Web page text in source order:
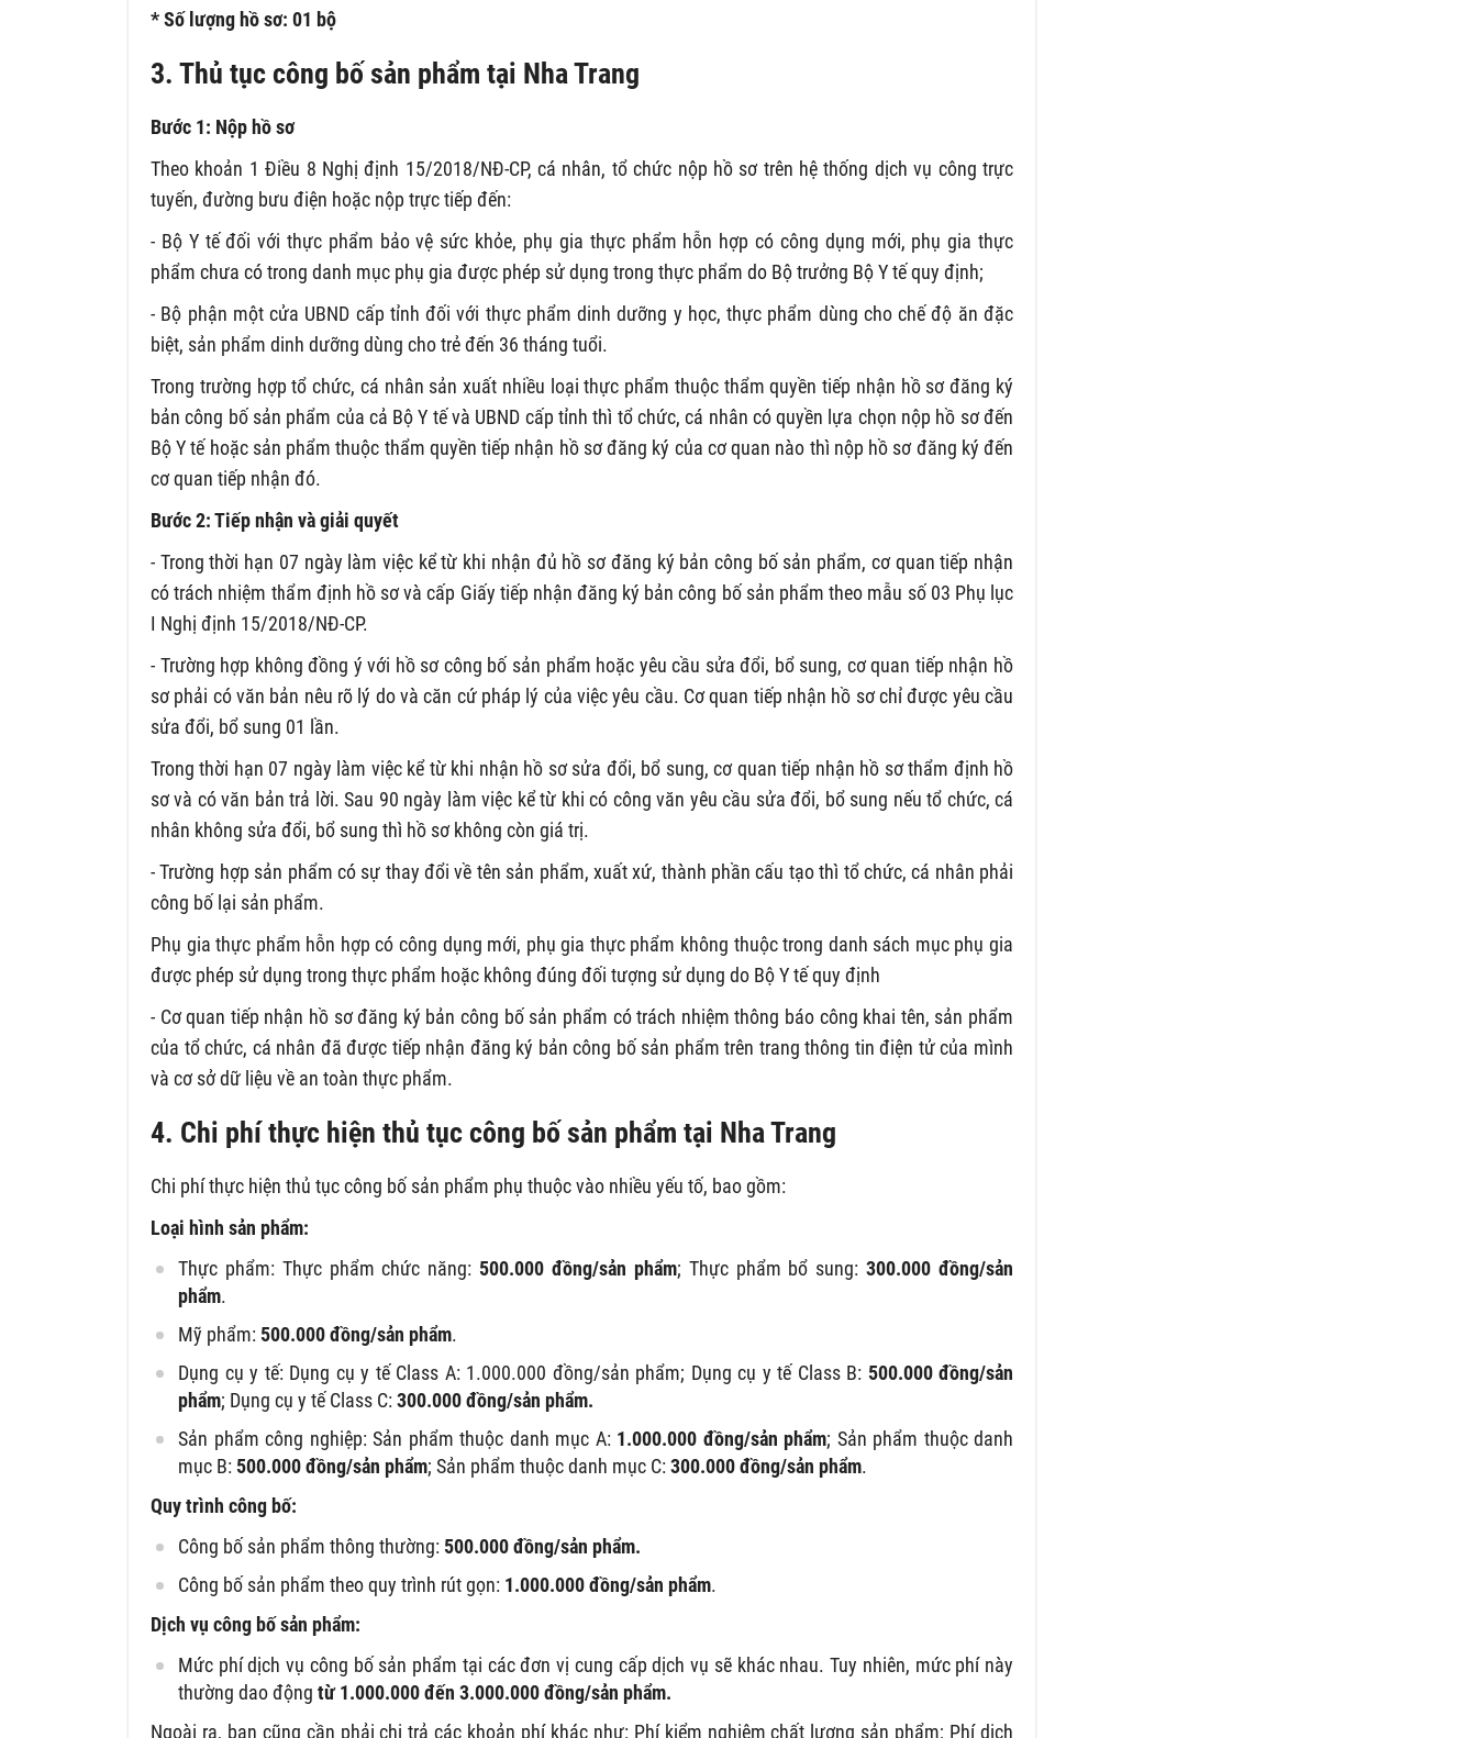
* Số lượng hồ sơ: 01 bộ
3. Thủ tục công bố sản phẩm tại Nha Trang
Bước 1: Nộp hồ sơ
Theo khoản 1 Điều 8 Nghị định 15/2018/NĐ-CP, cá nhân, tổ chức nộp hồ sơ trên hệ thống dịch vụ công trực
tuyến, đường bưu điện hoặc nộp trực tiếp đến:
- Bộ Y tế đối với thực phẩm bảo vệ sức khỏe, phụ gia thực phẩm hỗn hợp có công dụng mới, phụ gia thực
phẩm chưa có trong danh mục phụ gia được phép sử dụng trong thực phẩm do Bộ trưởng Bộ Y tế quy định;
- Bộ phận một cửa UBND cấp tỉnh đối với thực phẩm dinh dưỡng y học, thực phẩm dùng cho chế độ ăn đặc
biệt, sản phẩm dinh dưỡng dùng cho trẻ đến 36 tháng tuổi.
Trong trường hợp tổ chức, cá nhân sản xuất nhiều loại thực phẩm thuộc thẩm quyền tiếp nhận hồ sơ đăng ký
bản công bố sản phẩm của cả Bộ Y tế và UBND cấp tỉnh thì tổ chức, cá nhân có quyền lựa chọn nộp hồ sơ đến
Bộ Y tế hoặc sản phẩm thuộc thẩm quyền tiếp nhận hồ sơ đăng ký của cơ quan nào thì nộp hồ sơ đăng ký đến
cơ quan tiếp nhận đó.
Bước 2: Tiếp nhận và giải quyết
- Trong thời hạn 07 ngày làm việc kể từ khi nhận đủ hồ sơ đăng ký bản công bố sản phẩm, cơ quan tiếp nhận
có trách nhiệm thẩm định hồ sơ và cấp Giấy tiếp nhận đăng ký bản công bố sản phẩm theo mẫu số 03 Phụ lục
I Nghị định 15/2018/NĐ-CP.
- Trường hợp không đồng ý với hồ sơ công bố sản phẩm hoặc yêu cầu sửa đổi, bổ sung, cơ quan tiếp nhận hồ
sơ phải có văn bản nêu rõ lý do và căn cứ pháp lý của việc yêu cầu. Cơ quan tiếp nhận hồ sơ chỉ được yêu cầu
sửa đổi, bổ sung 01 lần.
Trong thời hạn 07 ngày làm việc kể từ khi nhận hồ sơ sửa đổi, bổ sung, cơ quan tiếp nhận hồ sơ thẩm định hồ
sơ và có văn bản trả lời. Sau 90 ngày làm việc kể từ khi có công văn yêu cầu sửa đổi, bổ sung nếu tổ chức, cá
nhân không sửa đổi, bổ sung thì hồ sơ không còn giá trị.
- Trường hợp sản phẩm có sự thay đổi về tên sản phẩm, xuất xứ, thành phần cấu tạo thì tổ chức, cá nhân phải
công bố lại sản phẩm.
Phụ gia thực phẩm hỗn hợp có công dụng mới, phụ gia thực phẩm không thuộc trong danh sách mục phụ gia
được phép sử dụng trong thực phẩm hoặc không đúng đối tượng sử dụng do Bộ Y tế quy định
- Cơ quan tiếp nhận hồ sơ đăng ký bản công bố sản phẩm có trách nhiệm thông báo công khai tên, sản phẩm
của tổ chức, cá nhân đã được tiếp nhận đăng ký bản công bố sản phẩm trên trang thông tin điện tử của mình
và cơ sở dữ liệu về an toàn thực phẩm.
4. Chi phí thực hiện thủ tục công bố sản phẩm tại Nha Trang
Chi phí thực hiện thủ tục công bố sản phẩm phụ thuộc vào nhiều yếu tố, bao gồm:
Loại hình sản phẩm:
Thực phẩm: Thực phẩm chức năng: 500.000 đồng/sản phẩm; Thực phẩm bổ sung:300.000 đồng/sản
phẩm.
Mỹ phẩm: 500.000 đồng/sản phẩm.
Dụng cụ y tế: Dụng cụ y tế Class A: 1.000.000 đồng/sản phẩm; Dụng cụ y tế Class B: 500.000 đồng/sản
phẩm; Dụng cụ y tế Class C:300.000 đồng/sản phẩm.
Sản phẩm công nghiệp: Sản phẩm thuộc danh mục A: 1.000.000 đồng/sản phẩm; Sản phẩm thuộc danh
mục B: 500.000 đồng/sản phẩm; Sản phẩm thuộc danh mục C:300.000 đồng/sản phẩm.
Quy trình công bố:
Công bố sản phẩm thông thường: 500.000 đồng/sản phẩm.
Công bố sản phẩm theo quy trình rút gọn: 1.000.000 đồng/sản phẩm.
Dịch vụ công bố sản phẩm:
Mức phí dịch vụ công bố sản phẩm tại các đơn vị cung cấp dịch vụ sẽ khác nhau. Tuy nhiên, mức phí này
thường dao động từ 1.000.000 đến 3.000.000 đồng/sản phẩm.
Ngoài ra, bạn cũng cần phải chi trả các khoản phí khác như: Phí kiểm nghiệm chất lượng sản phẩm; Phí dịch